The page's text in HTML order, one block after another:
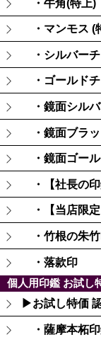
・牛角(特上)
・マンモス (
・シルバー
・ゴールド
・鏡面シル
・鏡面ブラ
・鏡面ゴー
・【社長の印
・【当店限定
・竹根の朱
・落款印
個人用印鑑 お試し
▶お試し特価
・薩摩本柘